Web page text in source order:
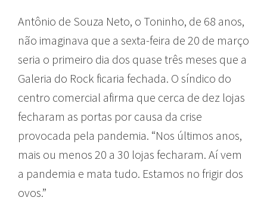
Antônio de Souza Neto, o Toninho, de 68 anos,
não imaginava que a sexta-feira de 20 de março
seria o primeiro dia dos quase três meses que a
Galeria do Rock ficaria fechada. O síndico do
centro comercial afirma que cerca de dez lojas
fecharam as portas por causa da crise
provocada pela pandemia. “Nos últimos anos,
mais ou menos 20 a 30 lojas fecharam. Aí vem
a pandemia e mata tudo. Estamos no frigir dos
ovos.”